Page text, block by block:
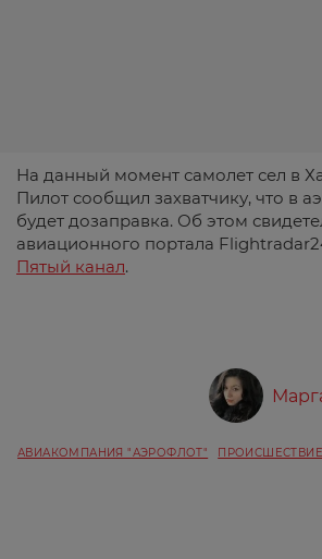
На данный момент самолет сел в
Пилот сообщил захватчику, что в
будет дозаправка. Об этом
авиационного портала
Пятый канал.
АВИАКОМПАНИЯ "АЭРОФЛОТ" ПРОИСШЕСТВИЕ